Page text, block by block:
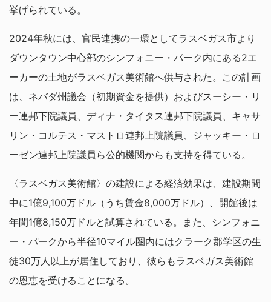
挙げられている。
2024年秋には、官民連携の一環としてラスベガス市より
ダウンタウン中心部のシンフォニー・パーク内にある2エ
ーカーの土地がラスベガス美術館へ供与された。この計画
は、ネバダ州議会（初期資金を提供）およびスーシー・リ
ー連邦下院議員、ディナ・タイタス連邦下院議員、キャサ
リン・コルテス・マストロ連邦上院議員、ジャッキー・ロ
ーゼン連邦上院議員ら公的機関からも支持を得ている。
〈ラスベガス美術館〉の建設による経済効果は、建設期間
中に1億9,100万ドル（うち賃金8,000万ドル）、開館後は
年間1億8,150万ドルと試算されている。また、シンフォニ
ー・パークから半径10マイル圏内にはクラーク郡学区の生
徒30万人以上が居住しており、彼らもラスベガス美術館
の恩恵を受けることになる。